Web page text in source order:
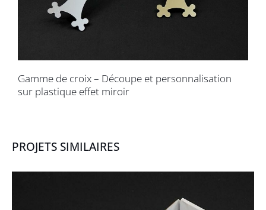
Gamme de croix – Découpe et personnalisation
sur plastique effet miroir
PROJETS SIMILAIRES